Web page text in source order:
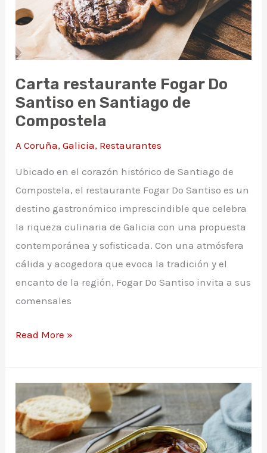
Carta restaurante Fogar Do
Santiso en Santiago de
Compostela
A Coruña,Galicia, Restaurantes
Ubicado en el corazón histórico de Santiago de
Compostela, el restaurante Fogar Do Santiso es un
destino gastronómico imprescindible que celebra
la riqueza culinaria de Galicia con una propuesta
contemporánea y sofisticada. Con una atmósfera
cálida y acogedora que evoca la tradición y el
encanto de la región, Fogar Do Santiso invita a sus
comensales
Carta
Do
Santiso
en
Santiago
Read More »